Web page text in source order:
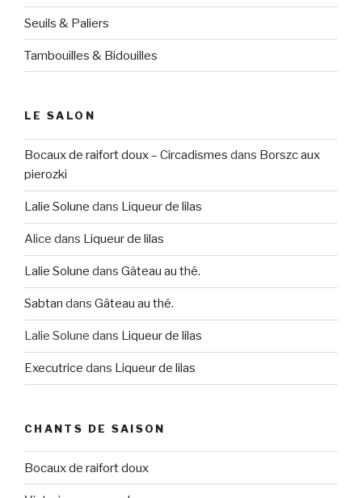
Seuils & Paliers
Tambouilles & Bidouilles
LE SALON
Bocaux de raifort doux – Circadismes dans Borszc aux
pierozki
Lalie Solune dans Liqueur de lilas
Alice dans Liqueur de lilas
Lalie Solune dans Gâteau au thé.
Sabtan dans Gâteau au thé.
Lalie Solune dans Liqueur de lilas
Executrice dans Liqueur de lilas
CHANTS DE SAISON
Bocaux de raifort doux